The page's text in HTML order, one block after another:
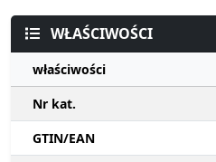
WŁAŚCIWOŚCI
właściwości
Nr kat.
GTIN/EAN